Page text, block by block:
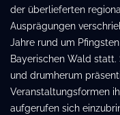
der überlieferten
Ausprägungen
Jahre rund um
Bayerischen Wald
und drumherum
Veranstaltungsformen
aufgerufen sich